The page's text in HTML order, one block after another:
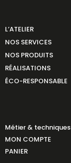
L’ATELIER
NOS SERVICES
NOS PRODUITS
RÉALISATIONS
ÉCO-RESPONSABLE
Métier & techniques
MON COMPTE
PANIER